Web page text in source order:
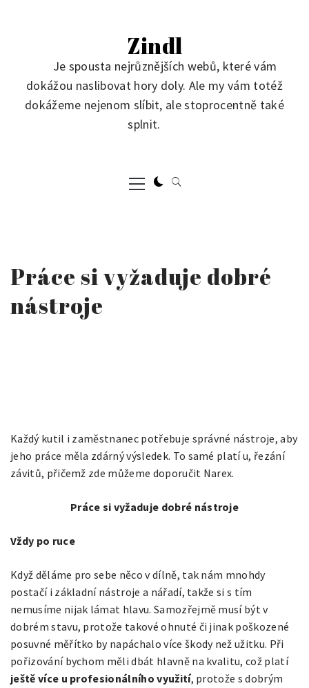
Zindl
Je spousta nejrůznějších webů, které vám
dokážou naslibovat hory doly. Ale my vám totéž
dokážeme nejenom slíbit, ale stoprocentně také
splnit.
Primary
Menu
Práce si vyžaduje dobré
nástroje
Každý kutil i zaměstnanec potřebuje správné nástroje, aby
jeho práce měla zdárný výsledek. To samé platí u, řezání
závitů, přičemž zde můžeme doporučit Narex.
Práce si vyžaduje dobré nástroje
Vždy po ruce
Když děláme pro sebe něco v dílně, tak nám mnohdy
postačí i základní nástroje a nářadí, takže si s tím
nemusíme nijak lámat hlavu. Samozřejmě musí být v
dobrém stavu, protože takové ohnuté či jinak poškozené
posuvné měřítko by napáchalo více škody než užitku. Při
pořizování bychom měli dbát hlavně na kvalitu, což platí
ještě více u profesionálního využití, protože s dobrým